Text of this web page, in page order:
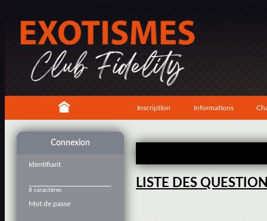
Inscription Informations
Connexion
Identifiant
8 caractères
Mot de passe
LISTE DES